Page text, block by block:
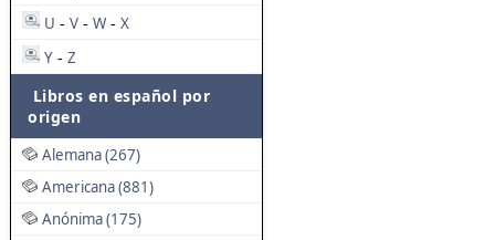
U - V - W - X
Y - Z
Libros en español por
origen
Alemana (267)
Americana (881)
Anónima (175)